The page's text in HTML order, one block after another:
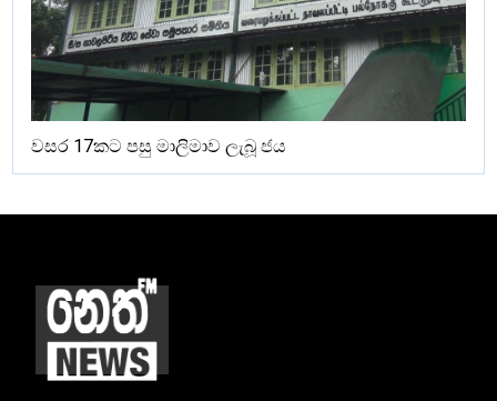
වසර 17කට පසු මාලිමාව ලැබූ ජය